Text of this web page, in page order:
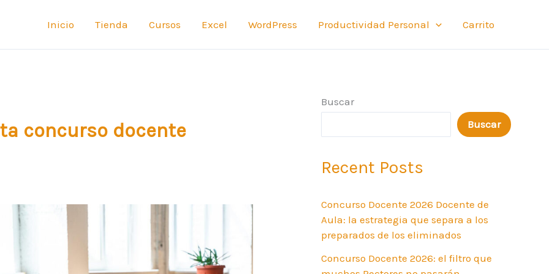
Inicio Tienda Cursos Excel WordPress Productividad Personal Carrito
concurso docente
Buscar
Buscar
Recent Posts
Concurso Docente 2026 Docente de
Aula: la estrategia que separa a los
preparados de los eliminados
Concurso Docente 2026: el filtro que